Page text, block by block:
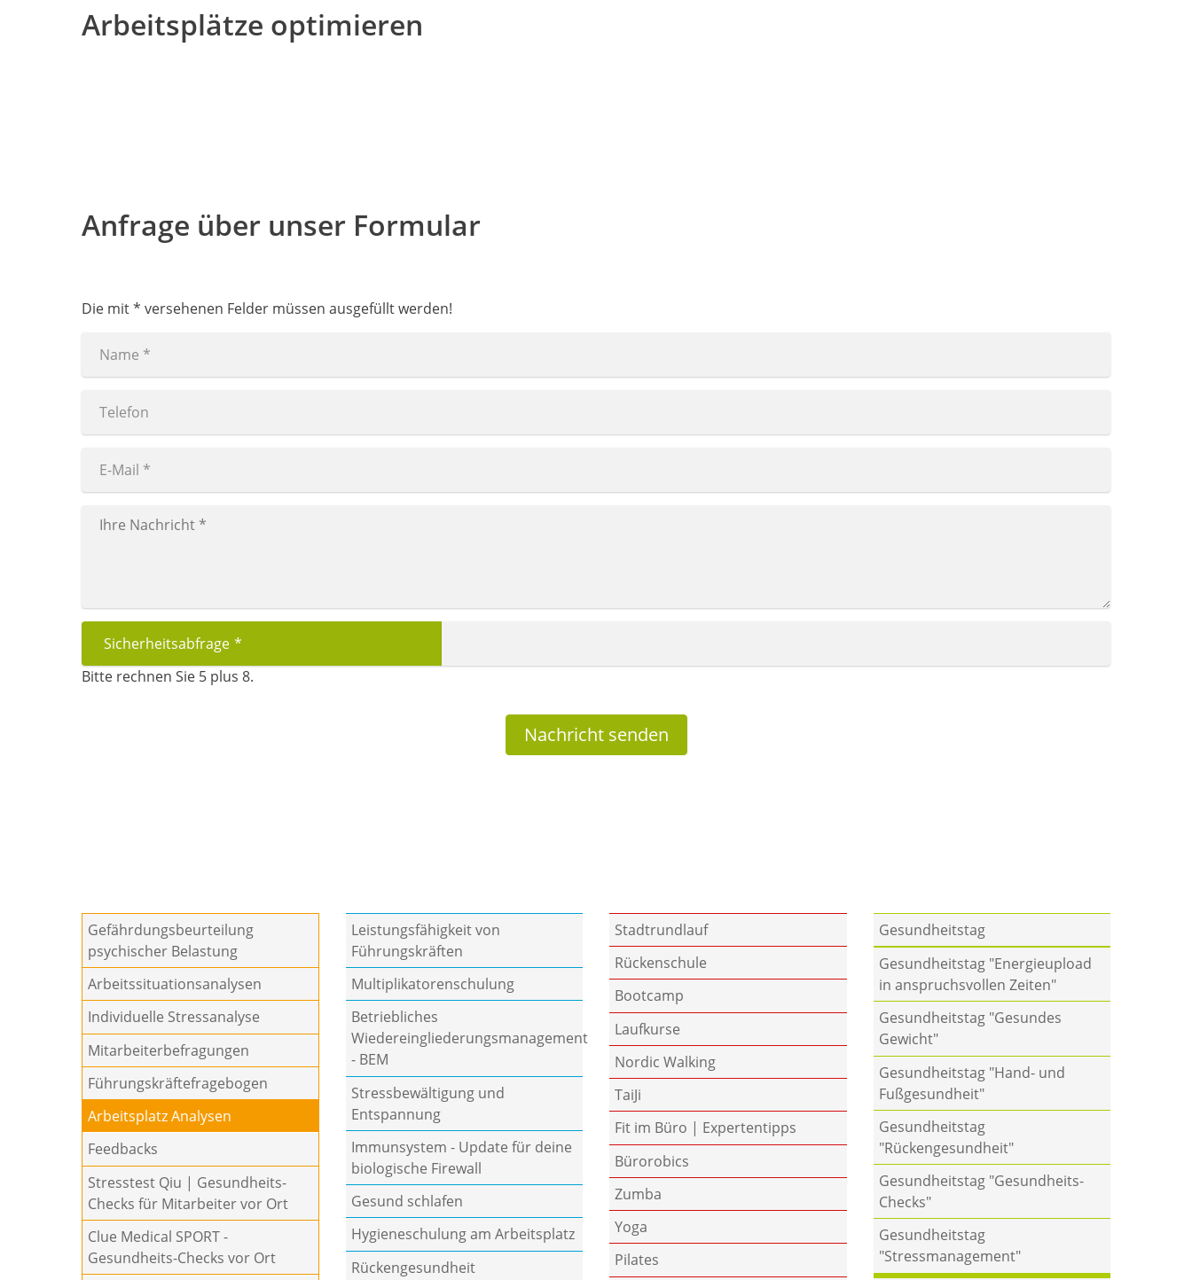
Arbeitsplätze optimieren
Anfrage über unser Formular
Die mit * versehenen Felder müssen ausgefüllt werden!
Sicherheitsabfrage *
Bitte rechnen Sie 5 plus 8.
Nachricht senden
Gefährdungsbeurteilung
psychischer Belastung
Arbeitssituationsanalysen
Individuelle Stressanalyse
Mitarbeiterbefragungen
Führungskräftefragebogen
Arbeitsplatz Analysen
Feedbacks
Stresstest Qiu | Gesundheits-
Checks für Mitarbeiter vor Ort
Clue Medical SPORT -
Gesundheits-Checks vor Ort
Leistungsfähigkeit von
Führungskräften
Multiplikatorenschulung
Betriebliches
Wiedereingliederungsmanagement
- BEM
Stressbewältigung und
Entspannung
Immunsystem - Update für deine
biologische Firewall
Gesund schlafen
Hygieneschulung am Arbeitsplatz
Rückengesundheit
Stadtrundlauf
Rückenschule
Bootcamp
Laufkurse
Nordic Walking
TaiJi
Fit im Büro | Expertentipps
Bürorobics
Zumba
Yoga
Pilates
Gesundheitstag
Gesundheitstag "Energieupload
in anspruchsvollen Zeiten"
Gesundheitstag "Gesundes
Gewicht"
Gesundheitstag "Hand- und
Fußgesundheit"
Gesundheitstag
"Rückengesundheit"
Gesundheitstag "Gesundheits-
Checks"
Gesundheitstag
"Stressmanagement"